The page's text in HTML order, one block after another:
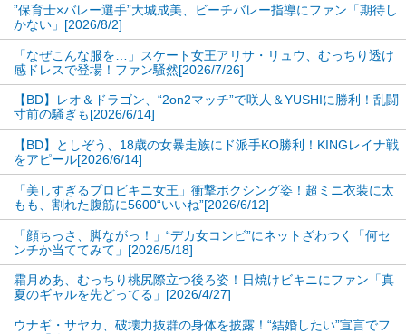
”保育士×バレー選手”大城成美、ビーチバレー指導にファン「期待し
かない」[2026/8/2]
「なぜこんな服を…」スケート女王アリサ・リュウ、むっちり透け
感ドレスで登場！ファン騒然[2026/7/26]
【BD】レオ＆ドラゴン、“2on2マッチ”で咲人＆YUSHIに勝利！乱闘
寸前の騒ぎも[2026/6/14]
【BD】としぞう、18歳の女暴走族にド派手KO勝利！KINGレイナ戦
をアピール[2026/6/14]
「美しすぎるプロビキニ女王」衝撃ボクシング姿！超ミニ衣装に太
もも、割れた腹筋に5600“いいね”[2026/6/12]
「顔ちっさ、脚ながっ！」“デカ女コンビ”にネットざわつく「何セ
ンチか当ててみて」[2026/5/18]
霜月めあ、むっちり桃尻際立つ後ろ姿！日焼けビキニにファン「真
夏のギャルを先どってる」[2026/4/27]
ウナギ・サヤカ、破壊力抜群の身体を披露！“結婚したい”宣言でフ